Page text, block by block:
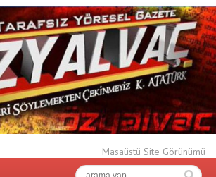
Masaüstü Site Görünümü